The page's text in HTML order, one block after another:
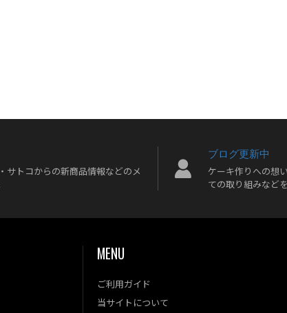
サトコからの新商品情報などのメ
ブログ更新中
ケーキ作りへの想
ての取り組みなど
MENU
ご利用ガイド
当サイトについて